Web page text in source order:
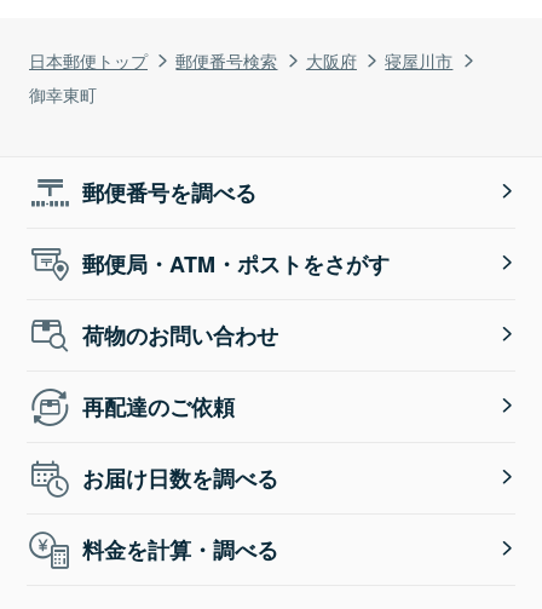
日本郵便トップ 郵便番号検索 大阪府
寝屋川市
御幸東町
郵便番号を調べる
郵便局・ATM・ポストをさがす
荷物のお問い合わせ
再配達のご依頼
お届け日数を調べる
料金を計算・調べる